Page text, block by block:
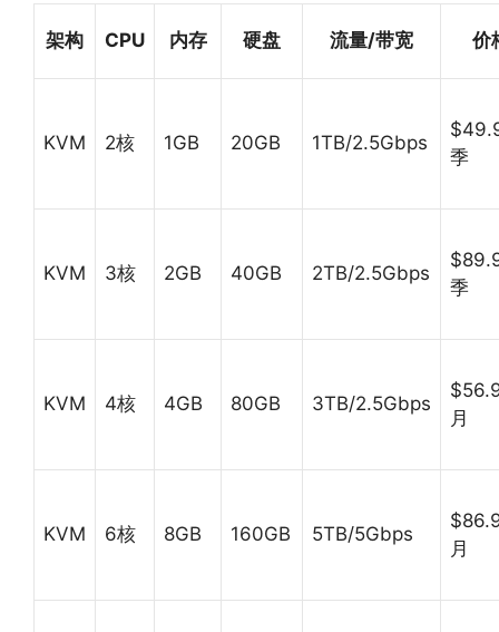
架构 CPU 内存 硬盘 流量/带宽 价
KVM 2核 1GB 20GB 1TB/2.5Gbps
季
KVM 3核 2GB 40GB 2TB/2.5Gbps
季
KVM 4核 4GB 80GB 3TB/2.5Gbps
月
KVM 6核 8GB 160GB 5TB/5Gbps
月